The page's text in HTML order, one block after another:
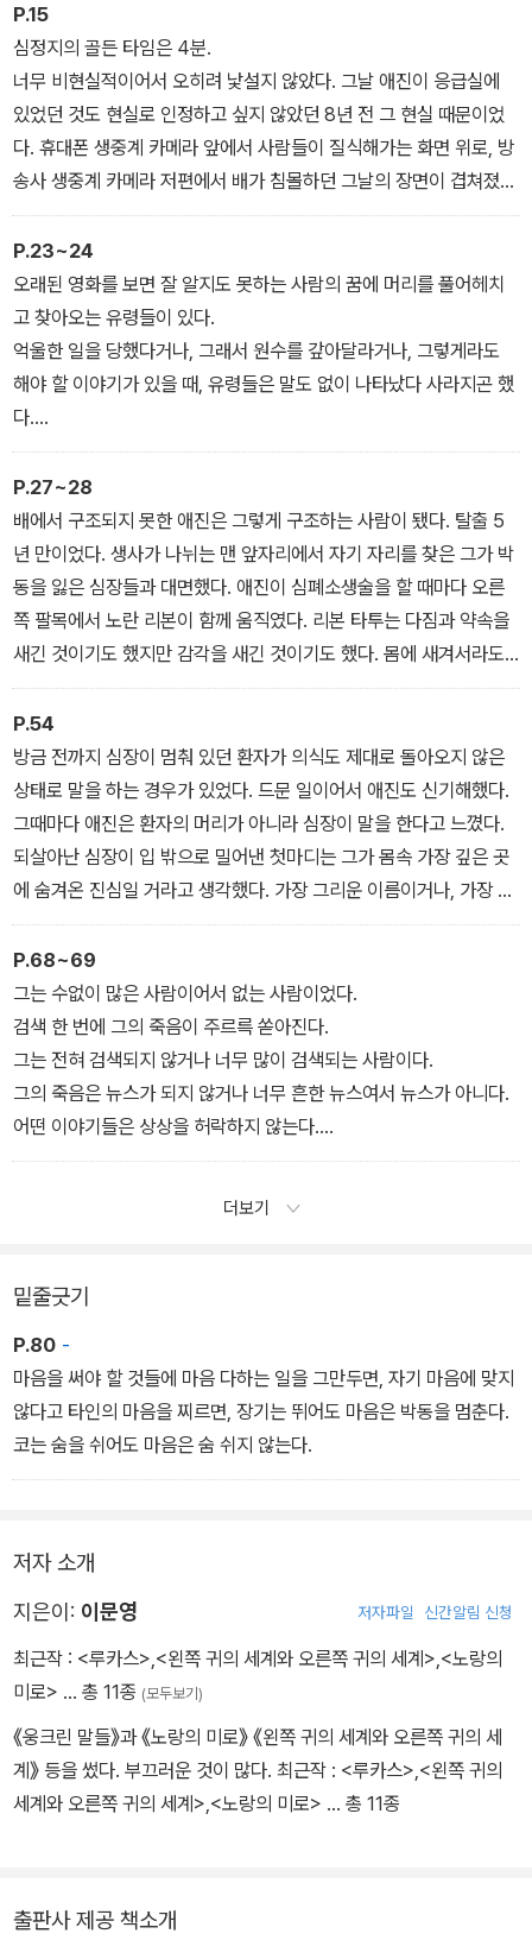
P.15
심정지의 골든 타임은 4분.
너무 비현실적이어서 오히려 낯설지 않았다. 그날 애진이 응급실에
있었던 것도 현실로 인정하고 싶지 않았던 8년 전 그 현실 때문이었
다. 휴대폰 생중계 카메라 앞에서 사람들이 질식해가는 화면 위로, 방
송사 생중계 카메라 저편에서 배가 침몰하던 그날의 장면이 겹쳐졌
다.
안 돼.
애진의 심장에서 비명이 터졌다.
그렇게 가만히 있으면 안 돼.
서울 도심 한복판으로 남쪽 바다의 거센 파도가 들이쳤다.
도시에서도, 바다에서도, 모두 꽉 끼어 움직이지 못해 발생한 일이었
다.
P.23~24
오래된 영화를 보면 잘 알지도 못하는 사람의 꿈에 머리를 풀어헤치
고 찾아오는 유령들이 있다.
억울한 일을 당했다거나, 그래서 원수를 갚아달라거나, 그렇게라도
해야 할 이야기가 있을 때, 유령들은 말도 없이 나타났다 사라지곤 했
다.
마지막 경우라고 하자.
겁먹은 얼굴로 시피알을 참관하던 실습생의 꿈에 출몰해서라도 여자
가 남겨야 했던 이야기가 있었다고 하자.
아무도 그의 죽음을 알은체하지 않아 여자는 내 꿈에라도 찾아올 수
밖에 없었다고 하자.
그의 마지막 말을 들어줄 사람이 나 말곤 아무도 없었다고 하자.
그렇게 시작해보자.
P.27~28
배에서 구조되지 못한 애진은 그렇게 구조하는 사람이 됐다. 탈출 5
년 만이었다. 생사가 나뉘는 맨 앞자리에서 자기 자리를 찾은 그가 박
동을 잃은 심장들과 대면했다. 애진이 심폐소생술을 할 때마다 오른
쪽 팔목에서 노란 리본이 함께 움직였다. 리본 타투는 다짐과 약속을
새긴 것이기도 했지만 감각을 새긴 것이기도 했다. 몸에 새겨서라도
애진은 그 감각을 붙잡고 싶었다.
첫 감각.
잊어선 안 되는 그 감각.
P.54
방금 전까지 심장이 멈춰 있던 환자가 의식도 제대로 돌아오지 않은
상태로 말을 하는 경우가 있었다. 드문 일이어서 애진도 신기해했다.
그때마다 애진은 환자의 머리가 아니라 심장이 말을 한다고 느꼈다.
되살아난 심장이 입 밖으로 밀어낸 첫마디는 그가 몸속 가장 깊은 곳
에 숨겨온 진심일 거라고 생각했다. 가장 그리운 이름이거나, 가장 안
타까운 후회이거나, 마지막을 한 번 더 보고 오라며 죽음마저 그를 돌
려보낼 만큼 애달픈 사람일 거라고.
P.68~69
그는 수없이 많은 사람이어서 없는 사람이었다.
검색 한 번에 그의 죽음이 주르륵 쏟아진다.
그는 전혀 검색되지 않거나 너무 많이 검색되는 사람이다.
그의 죽음은 뉴스가 되지 않거나 너무 흔한 뉴스여서 뉴스가 아니다.
어떤 이야기들은 상상을 허락하지 않는다.
너무 똑같은 이야기들이 너무 빽빽이 널려 있어 상상조차 끼어들 틈
더보기
밑줄긋기
P.80 -
마음을 써야 할 것들에 마음 다하는 일을 그만두면, 자기 마음에 맞지
않다고 타인의 마음을 찌르면, 장기는 뛰어도 마음은 박동을 멈춘다.
코는 숨을 쉬어도 마음은 숨 쉬지 않는다.
저자 소개
지은이: 이문영 저자파일 신간알림 신청
최근작 : <루카스>,<왼쪽 귀의 세계와 오른쪽 귀의 세계>,<노랑의
미로> … 총 11종 (모두보기)
《웅크린 말들》과 《노랑의 미로》 《왼쪽 귀의 세계와 오른쪽 귀의 세
계》 등을 썼다. 부끄러운 것이 많다. 최근작 : <루카스>,<왼쪽 귀의
세계와 오른쪽 귀의 세계>,<노랑의 미로> … 총 11종
출판사 제공 책소개